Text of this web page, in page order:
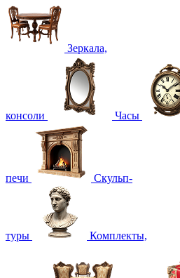
Зеркала,
консоли Часы
печи Скульп-
туры Комплекты,